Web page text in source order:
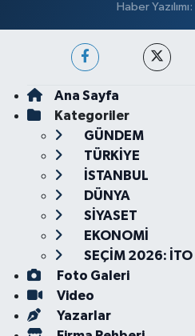
Haber Yazılımı:
Ana Sayfa
Kategoriler
GÜNDEM
TÜRKİYE
İSTANBUL
DÜNYA
SİYASET
EKONOMİ
SEÇİM 2026: İTO
Foto Galeri
Video
Yazarlar